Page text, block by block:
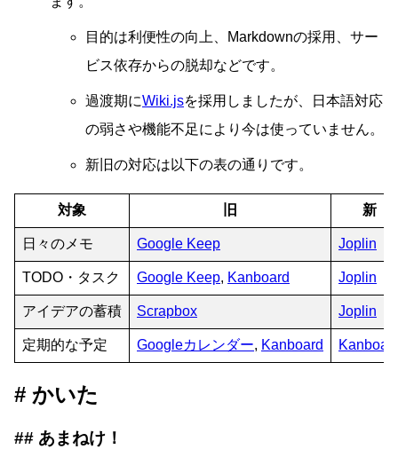
目的は利便性の向上、Markdownの採用、サー
ビス依存からの脱却などです。
過渡期にWiki.jsを採用しましたが、日本語対応
の弱さや機能不足により今は使っていません。
新旧の対応は以下の表の通りです。
対象 旧 新
日々のメモ Google Keep Joplin
TODO・タスク Google Keep, Kanboard Joplin
アイデアの蓄積 Scrapbox Joplin
定期的な予定 Googleカレンダー, Kanboard
かいた
あまねけ！